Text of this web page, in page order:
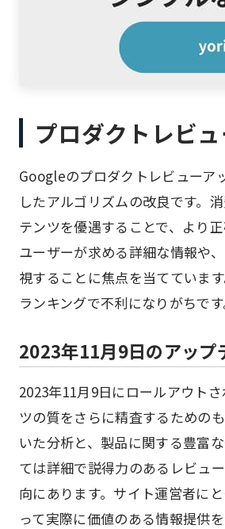
プロダクトレビ
Googleのプロダクトレビューア
したアルゴリズムの改良です。
テンツを優遇することで、より
ユーザーが求める詳細な情報や
視することに焦点を当てていま
ランキングで不利になりがちです
2023年11月9日のアップ
2023年11月9日にロールアウト
ツの質をさらに精査するための
いた分析と、製品に関する豊富
ては詳細で説得力のあるレビュ
向にあります。サイト運営者に
って実際に価値のある情報提供